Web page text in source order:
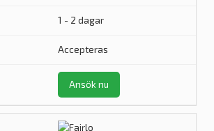
1 - 2 dagar
Accepteras
Ansök nu